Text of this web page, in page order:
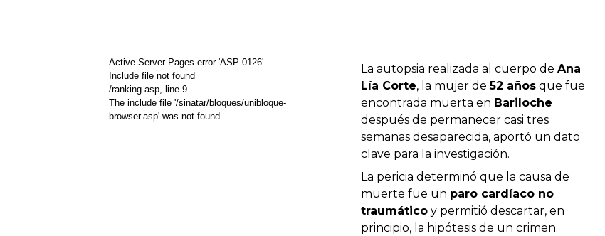
La autopsia realizada al cuerpo de Ana
Lía Corte, la mujer de52 añosque fue
encontrada muerta en Bariloche
después de permanecer casi tres
semanas desaparecida, aportó un dato
clave para la investigación.
La pericia determinó que la causa de
muerte fue un paro cardíaco no
traumáticoy permitió descartar, en
principio, la hipótesis de un crimen.
Active Server Pages error 'ASP 0126'
Include file not found
/ranking.asp, line 9
The include file '/sinatar/bloques/unibloque-
browser.asp' was not found.